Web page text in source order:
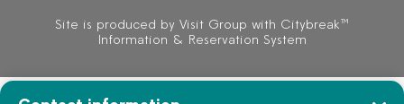
Site is produced by Visit Group with Citybreak™
Information & Reservation System